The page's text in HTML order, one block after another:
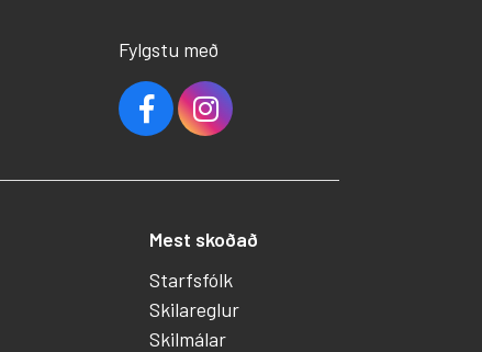
Fylgstu með
Mest skoðað
Starfsfólk
Skilareglur
Skilmálar